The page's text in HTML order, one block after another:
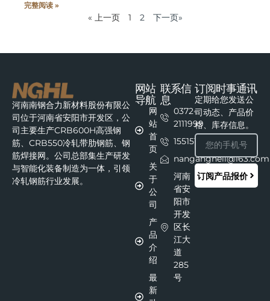
完整阅读 »
« 上一页 1 2 下一页»
河南南钢合力新材料股份有限公
司位于河南省安阳市开发区，公
司主要生产CRB600H高强钢
筋、CRB550冷轧带肋钢筋、钢
筋焊接网。公司总部集生产研发
与智能化装备制造为一体，引领
冷轧钢筋行业发展。
网站
导航
网
站
首
页
关
于
公
司
产
品
介
绍
最
新
联系信
息
0372-
2111999
15515111215
nangangheli@163.com
河南
省安
阳市
开发
区长
江大
道
285
号
订阅时事通讯
定期给您发送公
司动态、产品价
格、库存信息。
订阅产品报价